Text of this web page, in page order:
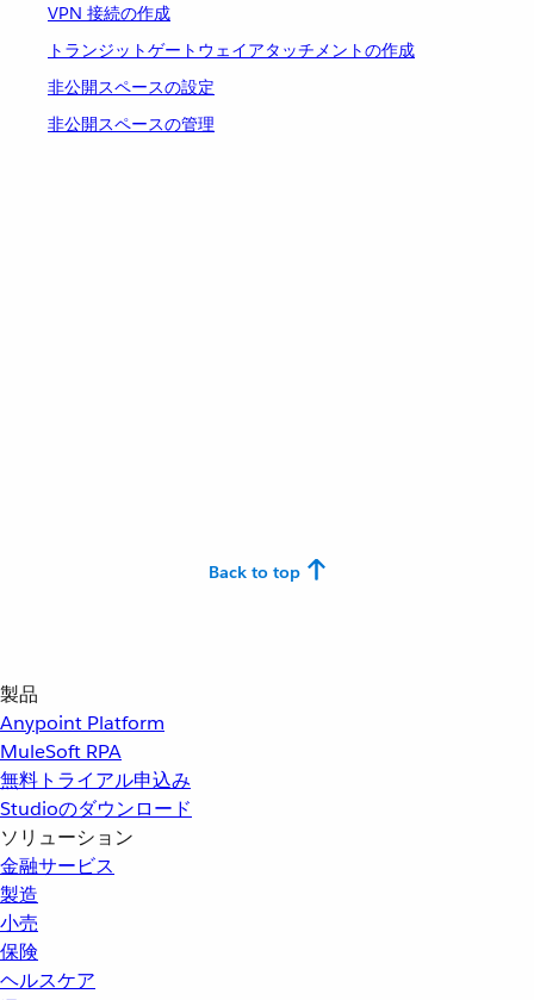
VPN 接続の作成
トランジットゲートウェイアタッチメントの作成
非公開スペースの設定
非公開スペースの管理
Back to top
製品
Anypoint Platform
MuleSoft RPA
無料トライアル申込み
Studioのダウンロード
ソリューション
金融サービス
製造
小売
保険
ヘルスケア